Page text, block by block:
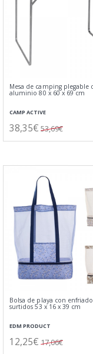
Mesa de camping plegable
aluminio 80 x 60 x 69 cm
CAMP ACTIVE
38,35€ 53,69€
Bolsa de playa con
surtidos 53 x 16 x 39 cm
EDM PRODUCT
12,25€ 17,06€